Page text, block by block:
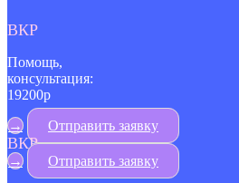
ВКР
Помощь,
консультация:
19200р
→
Отправить заявку
ВКР
→ Отправить заявку